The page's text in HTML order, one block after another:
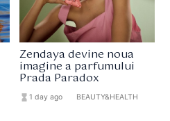
Zendaya devine noua
imagine a parfumului
Prada Paradox
hourglass_full 1 day ago BEAUTY&HEALTH